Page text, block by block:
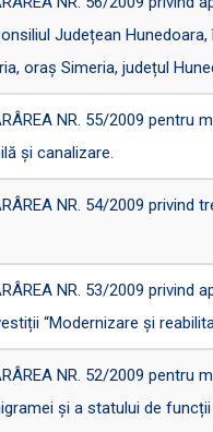
Județean
oraș Simeria, județul
NR. 55/2009 pentru
și canalizare.
NR. 54/2009 privind
NR. 53/2009
“Modernizare și
NR. 52/2009 pentru
și a statului de